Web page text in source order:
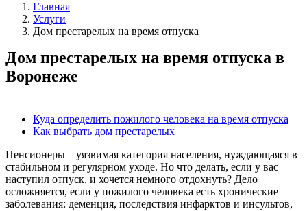
Главная
Услуги
Дом престарелых на время отпуска
Дом престарелых на время отпуска в
Воронеже
Куда определить пожилого человека на время отпуска
Как выбрать дом престарелых
Пенсионеры – уязвимая категория населения, нуждающаяся в
стабильном и регулярном уходе. Но что делать, если у вас
наступил отпуск, и хочется немного отдохнуть? Дело
осложняется, если у пожилого человека есть хронические
заболевания: деменция, последствия инфарктов и инсультов,